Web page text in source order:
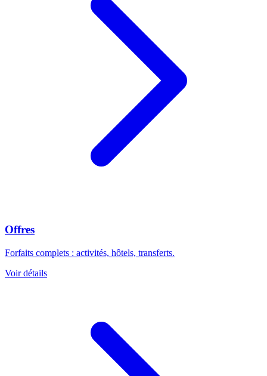
Offres
Forfaits complets : activités, hôtels, transferts.
Voir détails